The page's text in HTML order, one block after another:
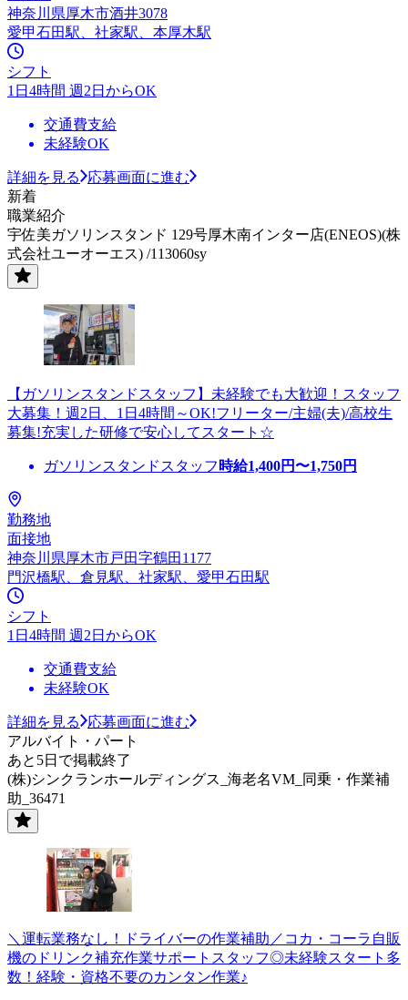
神奈川県厚木市酒井3078
愛甲石田駅、社家駅、本厚木駅
シフト
1日4時間 週2日からOK
交通費支給
未経験OK
詳細を見る
応募画面に進む
新着
職業紹介
宇佐美ガソリンスタンド 129号厚木南インター店(ENEOS)(株
式会社ユーオーエス) /113060sy
【ガソリンスタンドスタッフ】未経験でも大歓迎！スタッフ
大募集！週2日、1日4時間～OK!フリーター/主婦(夫)/高校生
募集!充実した研修で安心してスタート☆
ガソリンスタンドスタッフ 時給1,400円〜1,750円
勤務地
面接地
神奈川県厚木市戸田字鶴田1177
門沢橋駅、倉見駅、社家駅、愛甲石田駅
シフト
1日4時間 週2日からOK
交通費支給
未経験OK
詳細を見る
応募画面に進む
アルバイト・パート
あと5日で掲載終了
(株)シンクランホールディングス_海老名VM_同乗・作業補
助_36471
＼運転業務なし！ドライバーの作業補助／コカ・コーラ自販
機のドリンク補充作業サポートスタッフ◎未経験スタート多
数！経験・資格不要のカンタン作業♪